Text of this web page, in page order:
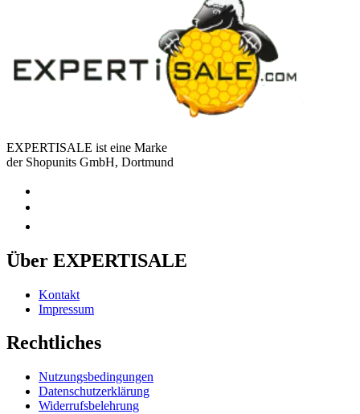
EXPERTISALE ist eine Marke
der Shopunits GmbH, Dortmund
Über EXPERTISALE
Kontakt
Impressum
Rechtliches
Nutzungsbedingungen
Datenschutzerklärung
Widerrufsbelehrung